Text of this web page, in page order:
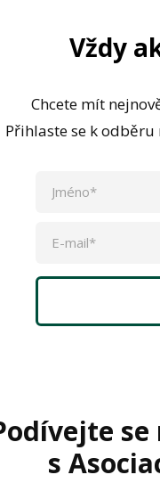
Vždy
Chcete mít
Přihlaste se k
s